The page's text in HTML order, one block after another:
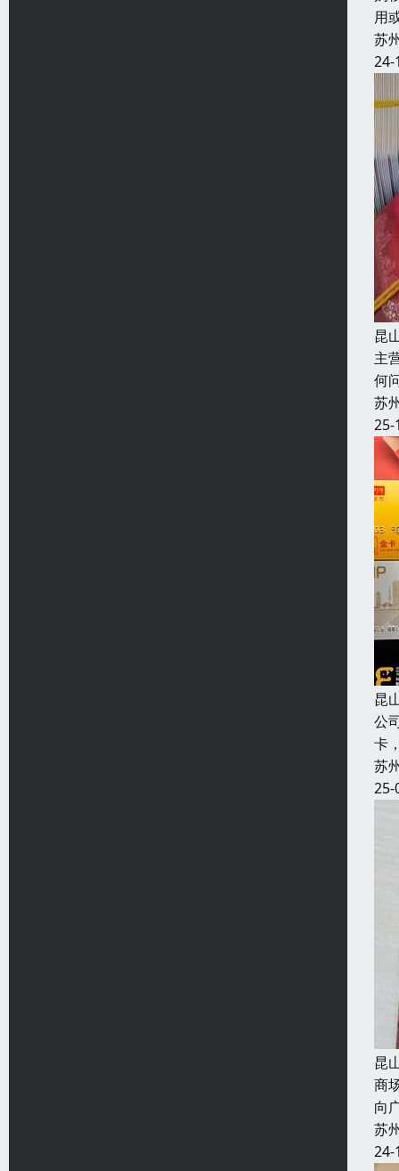
用
苏
24-
昆
主
何
苏
25-
昆
公
卡
苏
25-
昆
商
向
苏
24-